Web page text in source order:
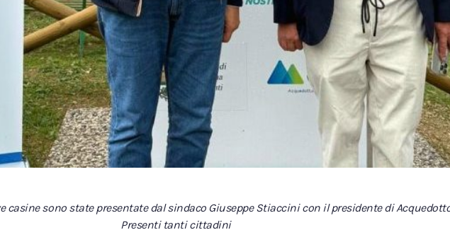
sono state presentate dal sindaco Giuseppe Stiaccini con il presidente di
Presenti tanti cittadini